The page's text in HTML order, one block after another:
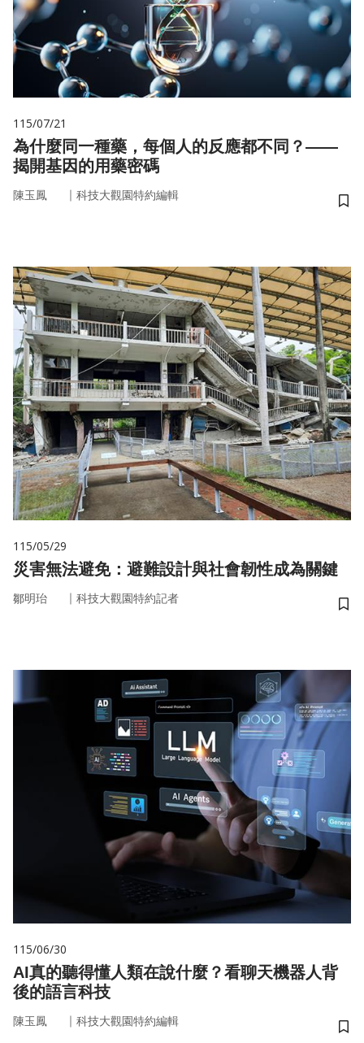
115/07/21
為什麼同一種藥，每個人的反應都不同？——
揭開基因的用藥密碼
陳玉鳳 ｜ 科技大觀園特約編輯
儲
115/05/29
災害無法避免：避難設計與社會韌性成為關鍵
鄒明珆 ｜ 科技大觀園特約記者
儲
115/06/30
AI真的聽得懂人類在說什麼？看聊天機器人背
後的語言科技
陳玉鳳 ｜ 科技大觀園特約編輯
儲